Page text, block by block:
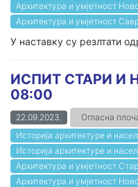
Архитектура и умјетност
Архитектура и умјетност
У наставку су резлтати
ИСПИТ СТАРИ И
08:00
22.09.2023. Огласна
Историја архитектуре и
Историја архитектуре и
Архитектура и умјетност
Архитектура и умјетност